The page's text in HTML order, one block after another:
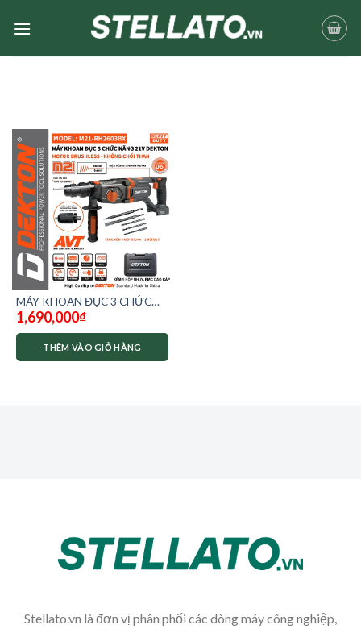
MÁY KHOAN ĐỤC 3 CHỨC
NĂNG DEKTON M21-
RH2603BX
1,690,000₫
THÊM VÀO GIỎ HÀNG
Stellato.vn là đơn vị phân phối các dòng máy công nghiệp,